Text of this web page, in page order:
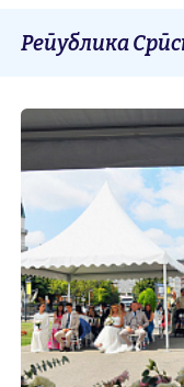
Република